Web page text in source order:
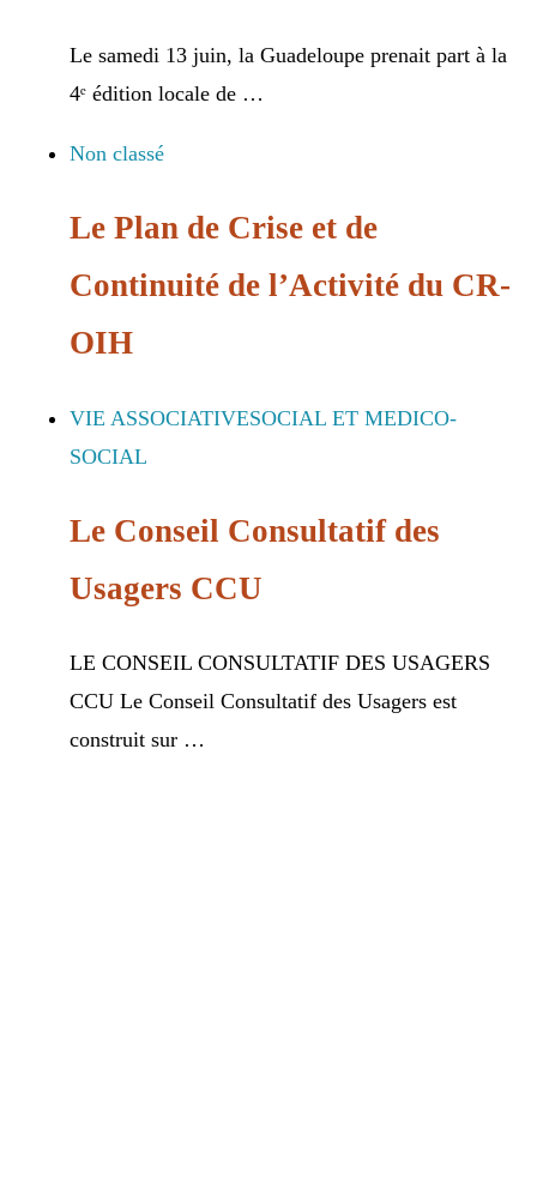
Le samedi 13 juin, la Guadeloupe prenait part à la
4ᵉ édition locale de …
Non classé
Le Plan de Crise et de
Continuité de l’Activité du CR-
OIH
VIE ASSOCIATIVESOCIAL ET MEDICO-
SOCIAL
Le Conseil Consultatif des
Usagers CCU
LE CONSEIL CONSULTATIF DES USAGERS
CCU Le Conseil Consultatif des Usagers est
construit sur …